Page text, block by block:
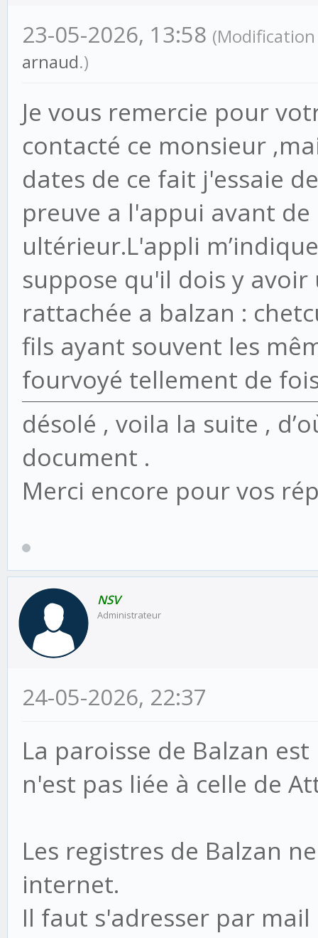
23-05-2026, 13:58
arnaud.)
Je vous remercie pour
contacté ce monsieur
dates de ce fait j'essaie
preuve a l'appui avant
ultérieur.L'appli
suppose qu'il dois y
rattachée a balzan :
fils ayant souvent les
fourvoyé tellement de
désolé , voila la suite ,
document .
Merci encore pour vos
NSV
Administrateur
24-05-2026, 22:37
La paroisse de Balzan
n'est pas liée à celle de
Les registres de Balzan
internet.
Il faut s'adresser par